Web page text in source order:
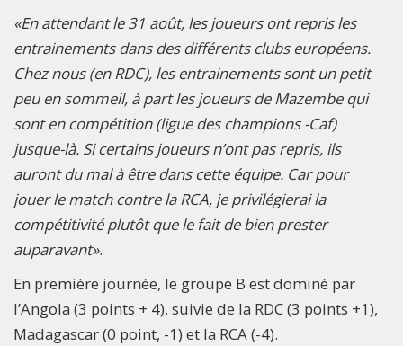
«En attendant le 31 août, les joueurs ont repris les
entrainements dans des différents clubs européens.
Chez nous (en RDC), les entrainements sont un petit
peu en sommeil, à part les joueurs de Mazembe qui
sont en compétition (ligue des champions -Caf)
jusque-là. Si certains joueurs n’ont pas repris, ils
auront du mal à être dans cette équipe. Car pour
jouer le match contre la RCA, je privilégierai la
compétitivité plutôt que le fait de bien prester
auparavant».
En première journée, le groupe B est dominé par
l’Angola (3 points + 4), suivie de la RDC (3 points +1),
Madagascar (0 point, -1) et la RCA (-4).